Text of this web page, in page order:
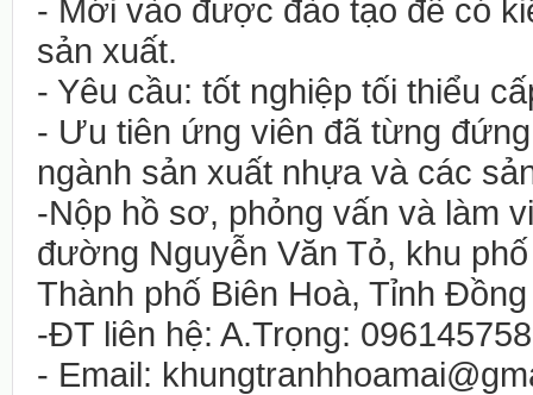
- Mới vào được đào tạo để có
sản xuất.
- Yêu cầu: tốt nghiệp tối thiểu
- Ưu tiên ứng viên đã từng
ngành sản xuất nhựa và các
-Nộp hồ sơ, phỏng vấn và làm
đường Nguyễn Văn Tỏ, khu
Thành phố Biên Hoà, Tỉnh
-ĐT liên hệ: A.Trọng:
- Email: